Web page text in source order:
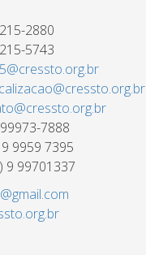
2880
5743
7888
9959 7395
9 99701337